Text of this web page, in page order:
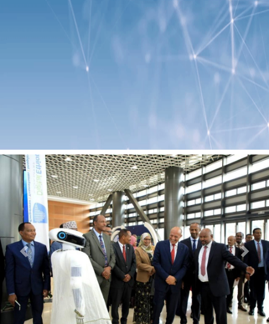
Previous Next